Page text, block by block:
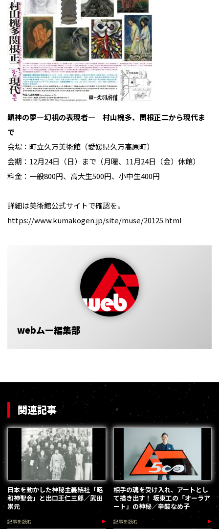
顕神の夢―幻視の表現者― 村山槐多、関根正二から現代ま
で
会場：町立久万美術館（愛媛県久万高原町）
会期：12月24日（日）まで（月曜、11月24日（金）休館）
料金：一般800円、高大生500円、小中生400円
詳細は美術館公式サイトで確認を。
https://www.kumakogen.jp/site/muse/20125.html
webムー編集部
関連記事
日本を動かした神秘主義結社「昭
和神聖会」と出口王仁三郎／武田
崇元
記事を読む
相手の魂を受け入れ、アートとし
て描き出す！ 坂東工の「オーラア
ート」の神秘／辛酸なめ子
記事を読む